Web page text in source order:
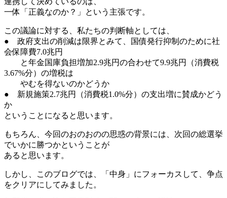
一体「正義なのか？」という主張です。
この議論に対する、私たちの判断軸としては、
● 政府支出の削減は限界とみて、国債発行抑制のために社
会保障費7.0兆円
と年金国庫負担増加2.9兆円の合わせて9.9兆円（消費税
3.67%分）の増税は
やむを得ないのかどうか
● 新規施策2.7兆円（消費税1.0%分）の支出増に賛成かどう
か
ということになると思います。
もちろん、今回のおのおのの思惑の背景には、次回の総選挙
でいかに勝つかということが
あると思います。
しかし、このブログでは、「中身」にフォーカスして、争点
をクリアにしてみました。